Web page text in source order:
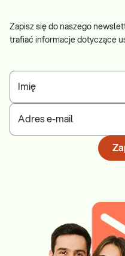
Zapisz się do naszego
trafiać informacje dotyczące
Imię
Adres e-mail